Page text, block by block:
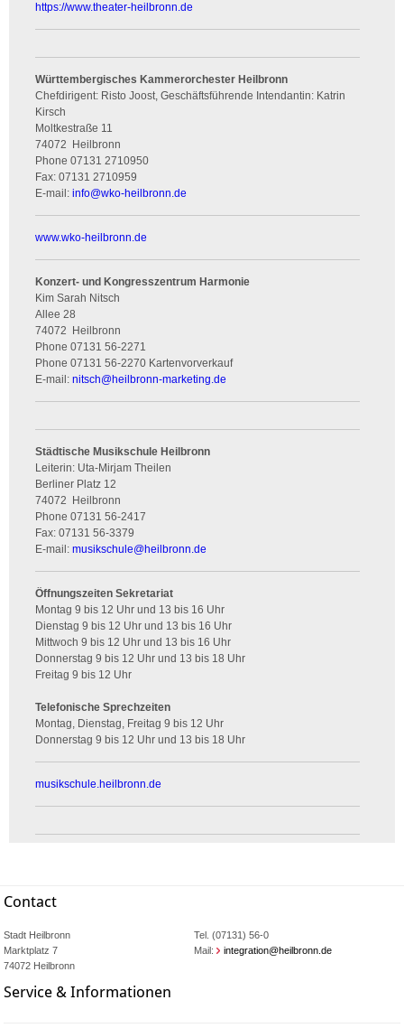
https://www.theater-heilbronn.de
Württembergisches Kammerorchester Heilbronn
Chefdirigent: Risto Joost, Geschäftsführende Intendantin: Katrin
Kirsch
Moltkestraße 11
74072
Heilbronn
Phone 07131 2710950
Fax: 07131 2710959
E-mail: info@wko-heilbronn.de
www.wko-heilbronn.de
Konzert- und Kongresszentrum Harmonie
Kim Sarah Nitsch
Allee 28
74072
Heilbronn
Phone 07131 56-2271
Phone 07131 56-2270 Kartenvorverkauf
E-mail: nitsch@heilbronn-marketing.de
Städtische Musikschule Heilbronn
Leiterin: Uta-Mirjam Theilen
Berliner Platz 12
74072
Heilbronn
Phone 07131 56-2417
Fax: 07131 56-3379
E-mail: musikschule@heilbronn.de
Öffnungszeiten Sekretariat
Montag 9 bis 12 Uhr und 13 bis 16 Uhr
Dienstag 9 bis 12 Uhr und 13 bis 16 Uhr
Mittwoch 9 bis 12 Uhr und 13 bis 16 Uhr
Donnerstag 9 bis 12 Uhr und 13 bis 18 Uhr
Freitag 9 bis 12 Uhr
Telefonische Sprechzeiten
Montag, Dienstag, Freitag 9 bis 12 Uhr
Donnerstag 9 bis 12 Uhr und 13 bis 18 Uhr
musikschule.heilbronn.de
Contact
Stadt Heilbronn
Marktplatz 7
74072 Heilbronn
Tel. (07131) 56-0
Mail:
integration@heilbronn.de
Service & Informationen